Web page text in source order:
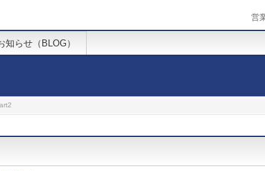
営
知らせ（BLOG）